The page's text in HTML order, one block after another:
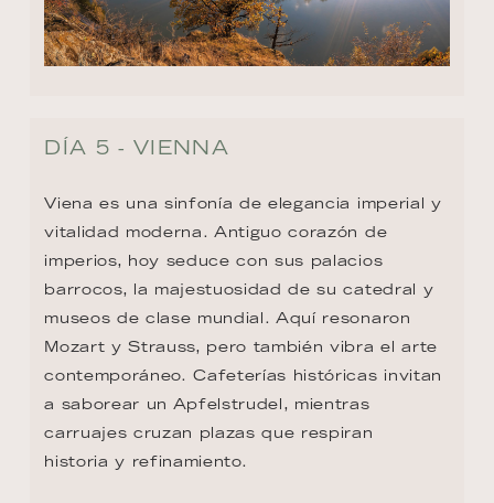
DÍA 5 - VIENNA
Viena es una sinfonía de elegancia imperial y
vitalidad moderna. Antiguo corazón de
imperios, hoy seduce con sus palacios
barrocos, la majestuosidad de su catedral y
museos de clase mundial. Aquí resonaron
Mozart y Strauss, pero también vibra el arte
contemporáneo. Cafeterías históricas invitan
a saborear un Apfelstrudel, mientras
carruajes cruzan plazas que respiran
historia y refinamiento.